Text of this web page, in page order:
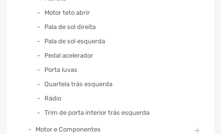
Motor teto abrir
Pala de sol direita
Pala de sol esquerda
Pedal acelerador
Porta luvas
Quartela trás esquerda
Rádio
Trim de porta interior trás esquerda
Motor e Componentes